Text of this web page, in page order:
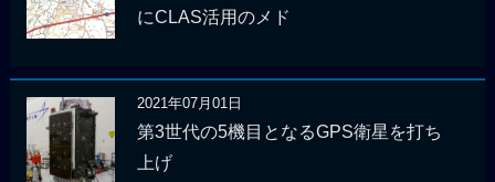
にCLAS活用のメド
2021年07月01日
第3世代の5機目となるGPS衛星を打ち
上げ